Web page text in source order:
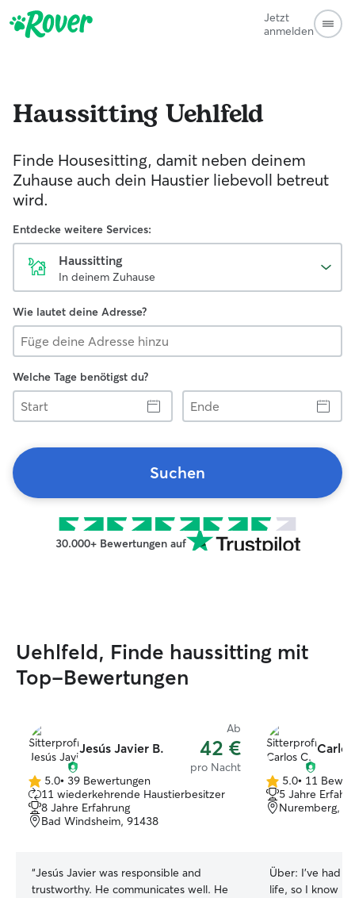
Jetzt
anmelden
Haussitting Uehlfeld
Finde Housesitting, damit neben deinem
Zuhause auch dein Haustier liebevoll betreut
wird.
Entdecke weitere Services:
Haussitting
In deinem Zuhause
Wie lautet deine Adresse?
Welche Tage benötigst du?
Start
Ende
Suchen
30.000+ Bewertungen auf
Uehlfeld, Finde haussitting mit
Top-Bewertungen
Jesús Javier B.
Ab
42 €
pro Nacht
5.0
von
5
Sternen
5.0• 39 Bewertungen
11 wiederkehrende Haustierbesitzer
8 Jahre Erfahrung
Bad Windsheim, 91438
“Jesús Javier was responsible and
trustworthy. He communicates well. He
5.0
von
5
5.0• 11
5 Jahre
Nuremberg,
Über: I’ve had
life, so I know